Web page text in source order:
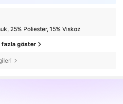
25% Poliester, 15% Viskoz
fazla göster